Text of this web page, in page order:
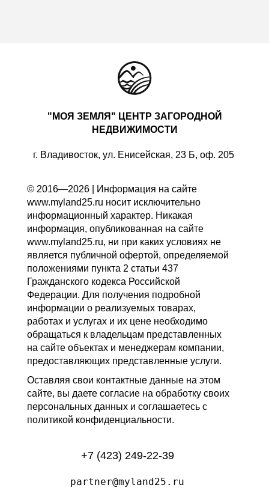
"МОЯ ЗЕМЛЯ" ЦЕНТР ЗАГОРОДНОЙ
НЕДВИЖИМОСТИ
г. Владивосток, ул. Енисейская, 23 Б, оф. 205
© 2016—2026 | Информация на сайте
www.myland25.ru носит исключительно
информационный характер. Никакая
информация, опубликованная на сайте
www.myland25.ru, ни при каких условиях не
является публичной офертой, определяемой
положениями пункта 2 статьи 437
Гражданского кодекса Российской
Федерации. Для получения подробной
информации о реализуемых товарах,
работах и услугах и их цене необходимо
обращаться к владельцам представленных
на сайте объектах и менеджерам компании,
предоставляющих представленные услуги.
Оставляя свои контактные данные на этом
сайте, вы даете согласие на обработку своих
персональных данных и соглашаетесь с
политикой конфиденциальности.
+7 (423) 249-22-39
partner@myland25.ru